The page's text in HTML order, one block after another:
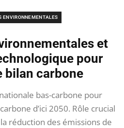
ENVIRONNEMENTALES
et
pour
bilan carbone
bas-carbone pour
d’ici 2050. Rôle crucial
réduction des émissions de